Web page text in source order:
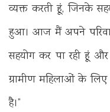
व्यक्त करती हूं, जिनके
हुआ। आज मैं अपने
सहयोग कर पा रही हूं और
ग्रामीण महिलाओं के
है।”